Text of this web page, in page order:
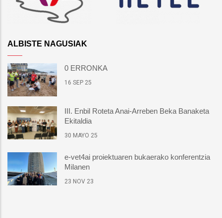
ALBISTE NAGUSIAK
0 ERRONKA
16 SEP 25
III. Enbil Roteta Anai-Arreben Beka Banaketa
Ekitaldia
30 MAYO 25
e-vet4ai proiektuaren bukaerako konferentzia
Milanen
23 NOV 23